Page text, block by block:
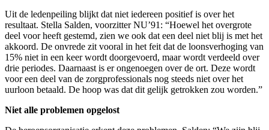
Uit de ledenpeiling blijkt dat niet iedereen positief is over het
resultaat. Stella Salden, voorzitter NU’91: “Hoewel het overgrote
deel voor heeft gestemd, zien we ook dat een deel niet blij is met het
akkoord. De onvrede zit vooral in het feit dat de loonsverhoging van
15% niet in een keer wordt doorgevoerd, maar wordt verdeeld over
drie periodes. Daarnaast is er ongenoegen over de ort. Deze wordt
voor een deel van de zorgprofessionals nog steeds niet over het
uurloon betaald. De hoop was dat dit gelijk getrokken zou worden.”
Niet alle problemen opgelost